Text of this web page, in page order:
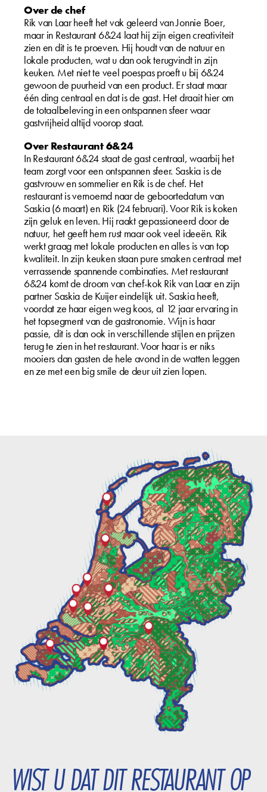
Over de chef
Rik van Laar heeft het vak geleerd van Jonnie Boer,
maar in Restaurant 6&24 laat hij zijn eigen creativiteit
zien en dit is te proeven. Hij houdt van de natuur en
lokale producten, wat u dan ook terugvindt in zijn
keuken. Met niet te veel poespas proeft u bij 6&24
gewoon de puurheid van een product. Er staat maar
één ding centraal en dat is de gast. Het draait hier om
de totaalbeleving in een ontspannen sfeer waar
gastvrijheid altijd voorop staat.
Over Restaurant 6&24
In Restaurant 6&24 staat de gast centraal, waarbij het
team zorgt voor een ontspannen sfeer. Saskia is de
gastvrouw en sommelier en Rik is de chef. Het
restaurant is vernoemd naar de geboortedatum van
Saskia (6 maart) en Rik (24 februari). Voor Rik is koken
zijn geluk en leven. Hij raakt gepassioneerd door de
natuur, het geeft hem rust maar ook veel ideeën. Rik
werkt graag met lokale producten en alles is van top
kwaliteit. In zijn keuken staan pure smaken centraal met
verrassende spannende combinaties. Met restaurant
6&24 komt de droom van chef-kok Rik van Laar en zijn
partner Saskia de Kuijer eindelijk uit. Saskia heeft,
voordat ze haar eigen weg koos, al 12 jaar ervaring in
het topsegment van de gastronomie. Wijn is haar
passie, dit is dan ook in verschillende stijlen en prijzen
terug te zien in het restaurant. Voor haar is er niks
mooiers dan gasten de hele avond in de watten leggen
en ze met een big smile de deur uit zien lopen.
WIST U DAT DIT RESTAURANT OP